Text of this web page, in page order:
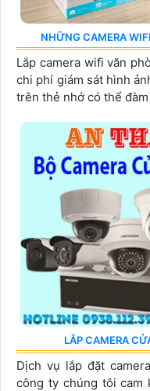
NHỮNG CAMERA
Lắp camera wifi văn
chi phí giám sát hình
trên thẻ nhớ có thể
LẮP CAMERA
Dịch vụ lắp đặt
công ty chúng tôi cam